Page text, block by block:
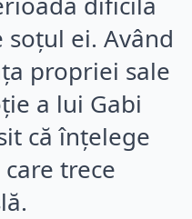
ei. Având
propriei sale
a lui Gabi
că înțelege
trece